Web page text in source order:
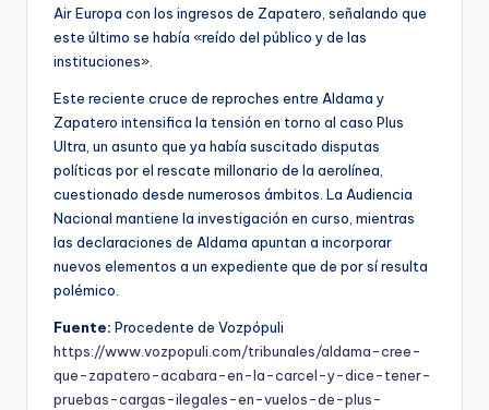
Air Europa con los ingresos de Zapatero, señalando que
este último se había «reído del público y de las
instituciones».
Este reciente cruce de reproches entre Aldama y
Zapatero intensifica la tensión en torno al caso Plus
Ultra, un asunto que ya había suscitado disputas
políticas por el rescate millonario de la aerolínea,
cuestionado desde numerosos ámbitos. La Audiencia
Nacional mantiene la investigación en curso, mientras
las declaraciones de Aldama apuntan a incorporar
nuevos elementos a un expediente que de por sí resulta
polémico.
Fuente: Procedente de Vozpópuli
https://www.vozpopuli.com/tribunales/aldama-cree-
que-zapatero-acabara-en-la-carcel-y-dice-tener-
pruebas-cargas-ilegales-en-vuelos-de-plus-